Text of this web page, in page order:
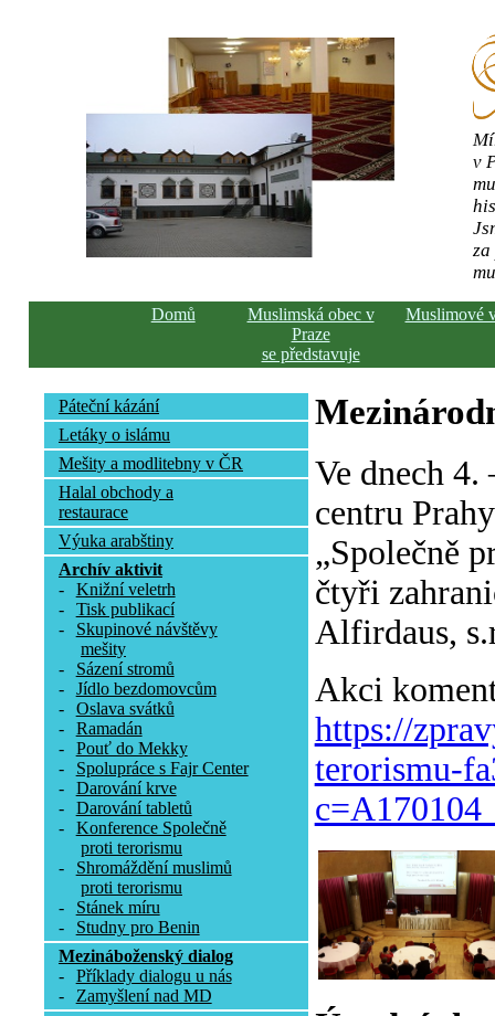
v
Domů
Muslimská obec v
Praze
se představuje
Muslimové
Páteční kázání
Letáky o islámu
Mešity a modlitebny v ČR
Halal obchody a
restaurace
Výuka arabštiny
Archív aktivit
-
Knižní veletrh
-
Tisk publikací
-
Skupinové návštěvy
mešity
-
Sázení stromů
-
Jídlo bezdomovcům
-
Oslava svátků
-
Ramadán
-
Pouť do Mekky
-
Spolupráce s Fajr Center
-
Darování krve
-
Darování tabletů
-
Konference Společně
proti terorismu
-
Shromáždění muslimů
proti terorismu
-
Stánek míru
-
Studny pro Benin
Mezináboženský dialog
-
Příklady dialogu u nás
-
Zamyšlení nad MD
Ve dnech 4.
centru
„Společně
čtyři
Alfirdaus,
Akci
https://
terorismu-